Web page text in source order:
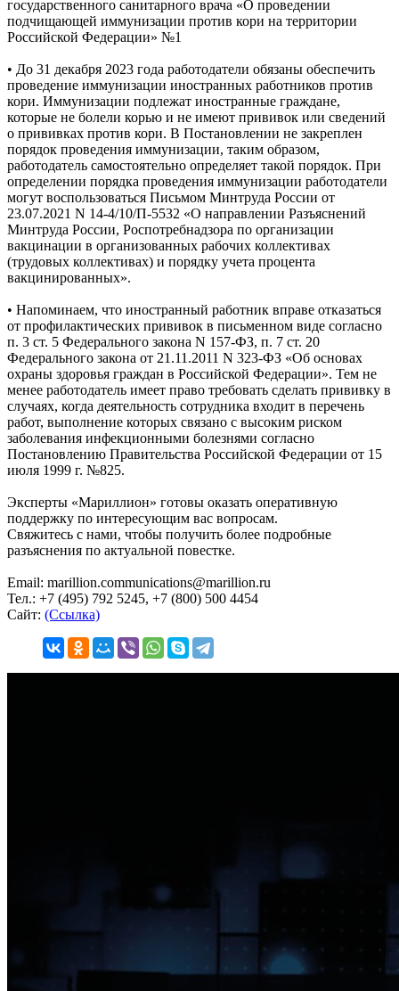
государственного санитарного врача «О проведении
подчищающей иммунизации против кори на территории
Российской Федерации» №1
• До 31 декабря 2023 года работодатели обязаны обеспечить
проведение иммунизации иностранных работников против
кори. Иммунизации подлежат иностранные граждане,
которые не болели корью и не имеют прививок или сведений
о прививках против кори. В Постановлении не закреплен
порядок проведения иммунизации, таким образом,
работодатель самостоятельно определяет такой порядок. При
определении порядка проведения иммунизации работодатели
могут воспользоваться Письмом Минтруда России от
23.07.2021 N 14-4/10/П-5532 «О направлении Разъяснений
Минтруда России, Роспотребнадзора по организации
вакцинации в организованных рабочих коллективах
(трудовых коллективах) и порядку учета процента
вакцинированных».
• Напоминаем, что иностранный работник вправе отказаться
от профилактических прививок в письменном виде согласно
п. 3 ст. 5 Федерального закона N 157-ФЗ, п. 7 ст. 20
Федерального закона от 21.11.2011 N 323-ФЗ «Об основах
охраны здоровья граждан в Российской Федерации». Тем не
менее работодатель имеет право требовать сделать прививку в
случаях, когда деятельность сотрудника входит в перечень
работ, выполнение которых связано с высоким риском
заболевания инфекционными болезнями согласно
Постановлению Правительства Российской Федерации от 15
июля 1999 г. №825.
Эксперты «Мариллион» готовы оказать оперативную
поддержку по интересующим вас вопросам.
Свяжитесь с нами, чтобы получить более подробные
разъяснения по актуальной повестке.
Email: marillion.communications@marillion.ru
Тел.: +7 (495) 792 5245, +7 (800) 500 4454
Сайт: (Ссылка)